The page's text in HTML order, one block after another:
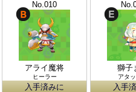
No.010
アライ魔将
ヒーラー
入手済みに
獅子
アタ
入手